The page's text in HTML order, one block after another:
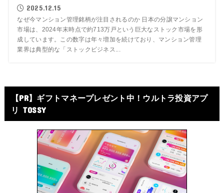
2025.12.15
なぜ今マンション管理銘柄が注目されるのか 日本の分譲マンション
市場は、2024年末時点で約713万戸という巨大なストック市場を形
成しています。この数字は年々増加を続けており、マンション管理
業界は典型的な「ストックビジネス...
【PR】ギフトマネープレゼント中！ウルトラ投資アプ
リ TOSSY